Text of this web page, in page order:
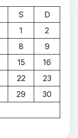
S
D
1
2
8
9
15
16
22
23
29
30